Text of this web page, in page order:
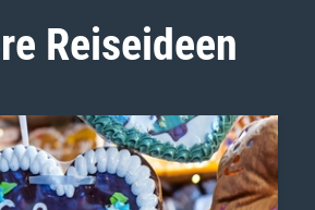
Reiseideen